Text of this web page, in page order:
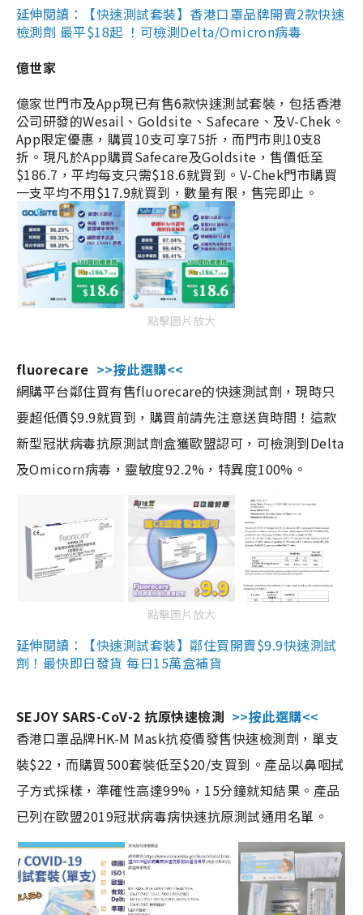
延伸閱讀：【快速測試套裝】香港口罩品牌開賣2款快速
檢測劑 最平$18起 ！可檢測Delta/Omicron病毒
億世家
億家世門市及App現已有售6款快速測試套裝，包括香港
公司研發的Wesail、Goldsite、Safecare、及V-Chek。
App限定優惠，購買10支可享75折，而門市則10支8
折。現凡於App購買Safecare及Goldsite，售價低至
$186.7，平均每支只需$18.6就買到。V-Chek門市購買
一支平均不用$17.9就買到，數量有限，售完即止。
點擊圖片放大
fluorecare >>按此選購<<
網購平台鄰住買有售fluorecare的快速測試劑，現時只
要超低價$9.9就買到，購買前請先注意送貨時間！這款
新型冠狀病毒抗原測試劑盒獲歐盟認可，可檢測到Delta
及Omicorn病毒，靈敏度92.2%，特異度100%。
點擊圖片放大
延伸閱讀：【快速測試套裝】鄰住買開賣$9.9快速測試
劑！最快即日發貨 每日15萬盒補貨
SEJOY SARS-CoV-2 抗原快速檢測 >>按此選購<<
香港口罩品牌HK-M Mask抗疫價發售快速檢測劑，單支
裝$22，而購買500套裝低至$20/支買到。產品以鼻咽拭
子方式採樣，準確性高達99%，15分鐘就知結果。產品
已列在歐盟2019冠狀病毒病快速抗原測試通用名單。